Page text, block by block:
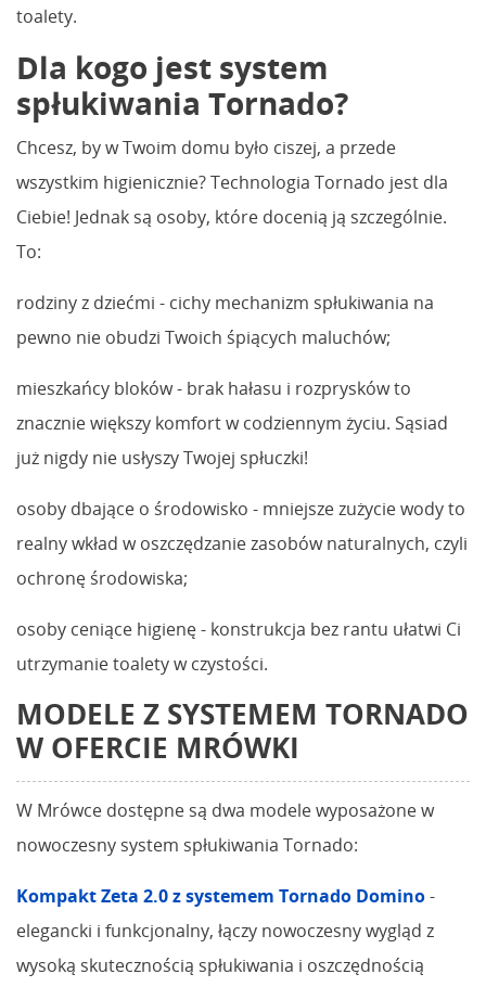
toalety.
Dla kogo jest system
spłukiwania Tornado?
Chcesz, by w Twoim domu było ciszej, a przede
wszystkim higienicznie? Technologia Tornado jest dla
Ciebie! Jednak są osoby, które docenią ją szczególnie.
To:
rodziny z dziećmi - cichy mechanizm spłukiwania na
pewno nie obudzi Twoich śpiących maluchów;
mieszkańcy bloków - brak hałasu i rozprysków to
znacznie większy komfort w codziennym życiu. Sąsiad
już nigdy nie usłyszy Twojej spłuczki!
osoby dbające o środowisko - mniejsze zużycie wody to
realny wkład w oszczędzanie zasobów naturalnych, czyli
ochronę środowiska;
osoby ceniące higienę - konstrukcja bez rantu ułatwi Ci
utrzymanie toalety w czystości.
MODELE Z SYSTEMEM TORNADO
W OFERCIE MRÓWKI
W Mrówce dostępne są dwa modele wyposażone w
nowoczesny system spłukiwania Tornado:
Kompakt Zeta 2.0 z systemem Tornado Domino-
elegancki i funkcjonalny, łączy nowoczesny wygląd z
wysoką skutecznością spłukiwania i oszczędnością